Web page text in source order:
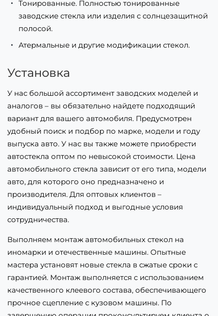
Тонированные. Полностью тонированные
заводские стекла или изделия с солнцезащитной
полосой.
Атермальные и другие модификации стекол.
Установка
У нас большой ассортимент заводских моделей и
аналогов – вы обязательно найдете подходящий
вариант для вашего автомобиля. Предусмотрен
удобный поиск и подбор по марке, модели и году
выпуска авто. У нас вы также можете приобрести
автостекла оптом по невысокой стоимости. Цена
автомобильного стекла зависит от его типа, модели
авто, для которого оно предназначено и
производителя. Для оптовых клиентов –
индивидуальный подход и выгодные условия
сотрудничества.
Выполняем монтаж автомобильных стекол на
иномарки и отечественные машины. Опытные
мастера установят новые стекла в сжатые сроки с
гарантией. Монтаж выполняется с использованием
качественного клеевого состава, обеспечивающего
прочное сцепление с кузовом машины. По